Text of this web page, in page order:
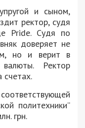
и сыном,
ректор, судя
Pride. Судя по
доверяет не
но и верит в
валюты. Ректор
счетах.
политехники”
грн.